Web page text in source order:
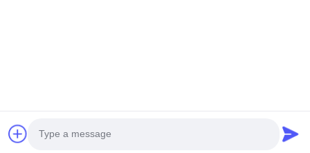
Copyright © 2022-2026 Hongya Power Generating Equipment To Utilities
Limited. Alle Rechte vorbehalten.